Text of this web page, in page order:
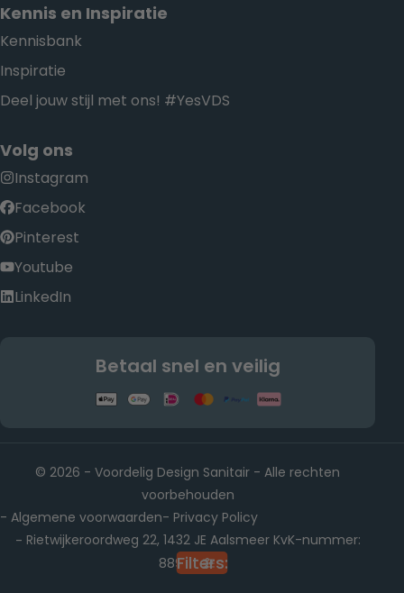
Filters:
Kennis en Inspiratie
Kennisbank
Inspiratie
Deel jouw stijl met ons! #YesVDS
Volg ons
Instagram
Facebook
Pinterest
Youtube
LinkedIn
Betaal snel en veilig
© 2026 - Voordelig Design Sanitair - Alle rechten
voorbehouden
- Algemene voorwaarden- Privacy Policy
- Rietwijkeroordweg 22, 1432 JE Aalsmeer KvK-nummer:
88902501